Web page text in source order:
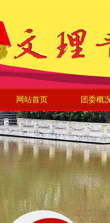
网站首页 团委概